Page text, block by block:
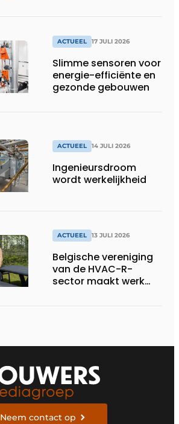
productiebedrijven
draaiende
ACTUEEL 17 JULI 2026
Slimme sensoren voor
energie-efficiënte en
gezonde gebouwen
ACTUEEL 14 JULI 2026
Ingenieursdroom
wordt werkelijkheid
ACTUEEL 13 JULI 2026
Belgische vereniging
van de HVAC-R-
sector maakt werk
contact op